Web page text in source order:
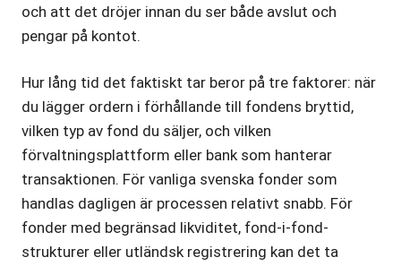
och att det dröjer innan du ser både avslut och
pengar på kontot.
Hur lång tid det faktiskt tar beror på tre faktorer: när
du lägger ordern i förhållande till fondens bryttid,
vilken typ av fond du säljer, och vilken
förvaltningsplattform eller bank som hanterar
transaktionen. För vanliga svenska fonder som
handlas dagligen är processen relativt snabb. För
fonder med begränsad likviditet, fond-i-fond-
strukturer eller utländsk registrering kan det ta